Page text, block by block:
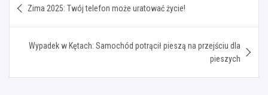
wpisu
Zima 2025: Twój telefon może uratować życie!
Wypadek w Kętach: Samochód potrącił pieszą na przejściu dla
pieszych